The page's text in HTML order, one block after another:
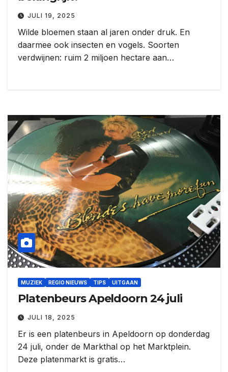
JULI 19, 2025
Wilde bloemen staan al jaren onder druk. En
daarmee ook insecten en vogels. Soorten
verdwijnen: ruim 2 miljoen hectare aan…
MUZIEK REGIO NIEUWS TIPS UITGAAN
Platenbeurs Apeldoorn 24 juli
JULI 18, 2025
Er is een platenbeurs in Apeldoorn op donderdag
24 juli, onder de Markthal op het Marktplein.
Deze platenmarkt is gratis…